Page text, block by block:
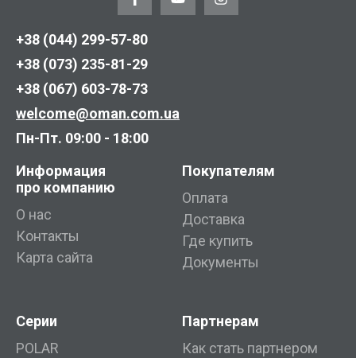
+38 (044) 299-57-80
+38 (073) 235-81-29
+38 (067) 603-78-73
welcome@oman.com.ua
Пн-Пт. 09:00 - 18:00
Информация
про компанию
О нас
Контакты
Карта сайта
Покупателям
Оплата
Доставка
Где купить
Документы
Серии
POLAR
Партнерам
Как стать партнером